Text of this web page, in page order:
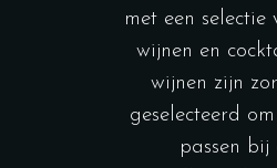
met een selectie
wijnen en
wijnen zijn
geselecteerd
passen bij